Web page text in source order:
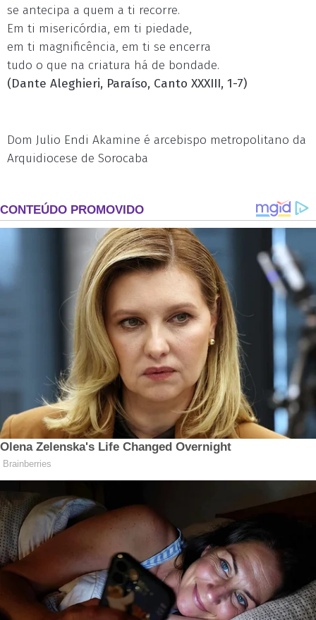
se antecipa a quem a ti recorre.
Em ti misericórdia, em ti piedade,
em ti magnificência, em ti se encerra
tudo o que na criatura há de bondade.
(Dante Aleghieri, Paraíso, Canto XXXIII, 1-7)
Dom Julio Endi Akamine é arcebispo metropolitano da
Arquidiocese de Sorocaba